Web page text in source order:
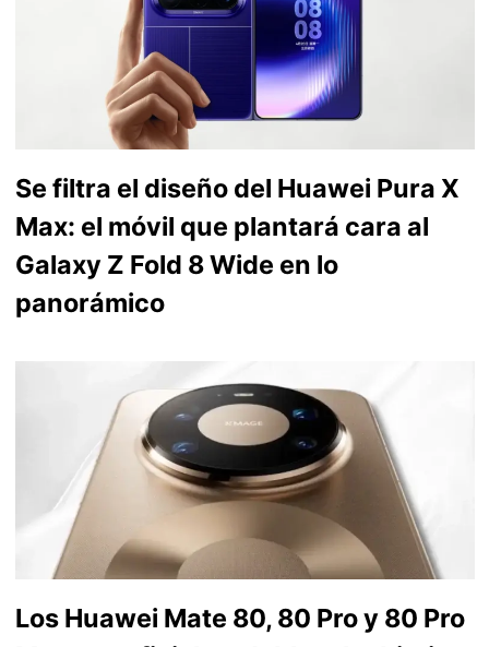
Se filtra el diseño del Huawei Pura X
Max: el móvil que plantará cara al
Galaxy Z Fold 8 Wide en lo
panorámico
Los Huawei Mate 80, 80 Pro y 80 Pro